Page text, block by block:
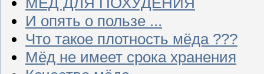
И опять о пользе ...
Что такое плотность мёда ???
Мёд не имеет срока хранения